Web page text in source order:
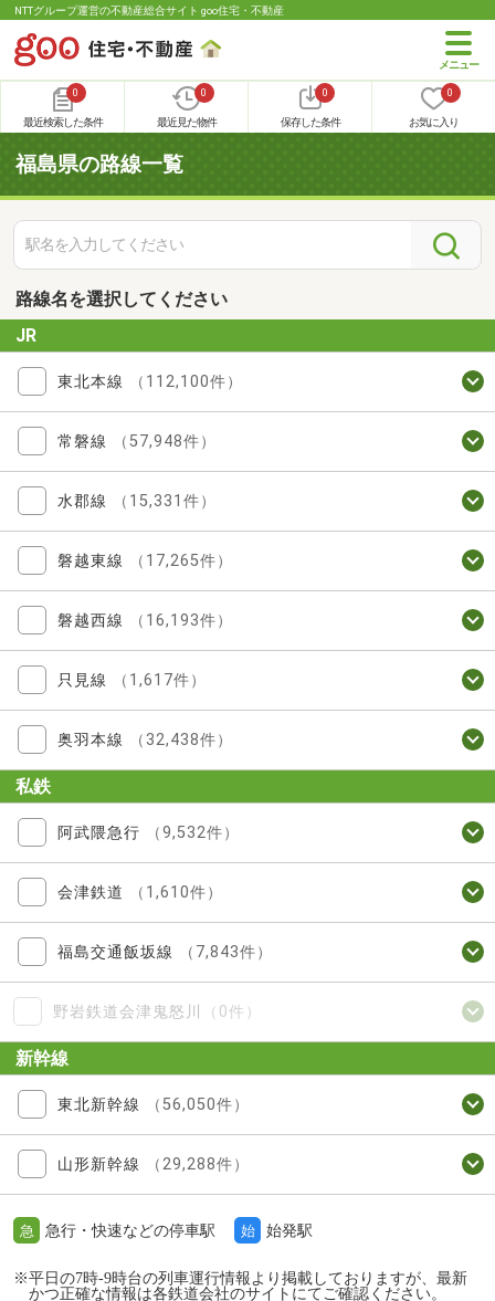
NTTグループ運営の不動産総合サイト goo住宅・不動産
0
最近検索した条件
0
最近見た物件
0
保存した条件
0
お気に入り
福島県の路線一覧
路線名を選択してください
JR
東北本線 （112,100件）
常磐線 （57,948件）
水郡線 （15,331件）
磐越東線 （17,265件）
磐越西線 （16,193件）
只見線 （1,617件）
奥羽本線 （32,438件）
私鉄
阿武隈急行 （9,532件）
会津鉄道 （1,610件）
福島交通飯坂線 （7,843件）
野岩鉄道会津鬼怒川 （0件）
新幹線
東北新幹線 （56,050件）
山形新幹線 （29,288件）
急 急行・快速などの停車駅 始 始発駅
※平日の7時-9時台の列車運行情報より掲載しておりますが、最新
かつ正確な情報は各鉄道会社のサイトにてご確認ください。